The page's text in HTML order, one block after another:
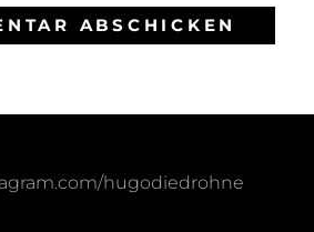
hugodiedrohne